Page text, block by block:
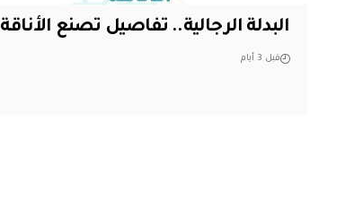
البدلة الرجالية.. تفاصيل تصنع الأناقة
قبل 3 أيام